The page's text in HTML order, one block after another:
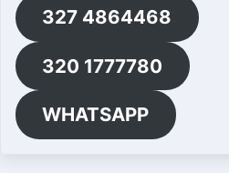
327 4864468
320 1777780
WHATSAPP